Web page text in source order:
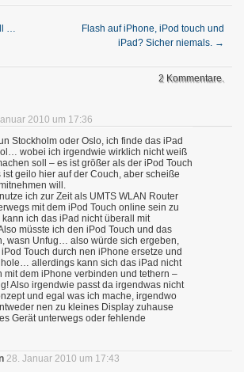
…
Flash auf iPhone, iPod touch und
iPad? Sicher niemals. →
2 Kommentare.
2010 um 17:36
Stockholm oder Oslo, ich finde das iPad
wobei ich irgendwie wirklich nicht weiß
soll – es ist größer als der iPod Touch
ist geilo hier auf der Couch, aber scheiße
will.
ich zur Zeit als UMTS WLAN Router
mit dem iPod Touch online sein zu
kann ich das iPad nicht überall mit
müsste ich den iPod Touch und das
wasn Unfug… also würde sich ergeben,
Touch durch nen iPhone ersetze und
allerdings kann sich das iPad nicht
mit dem iPhone verbinden und tethern –
Also irgendwie passt da irgendwas nicht
und egal was ich mache, irgendwo
nen zu kleines Display zuhause
Gerät unterwegs oder fehlende
28. Januar 2010 um 17:43